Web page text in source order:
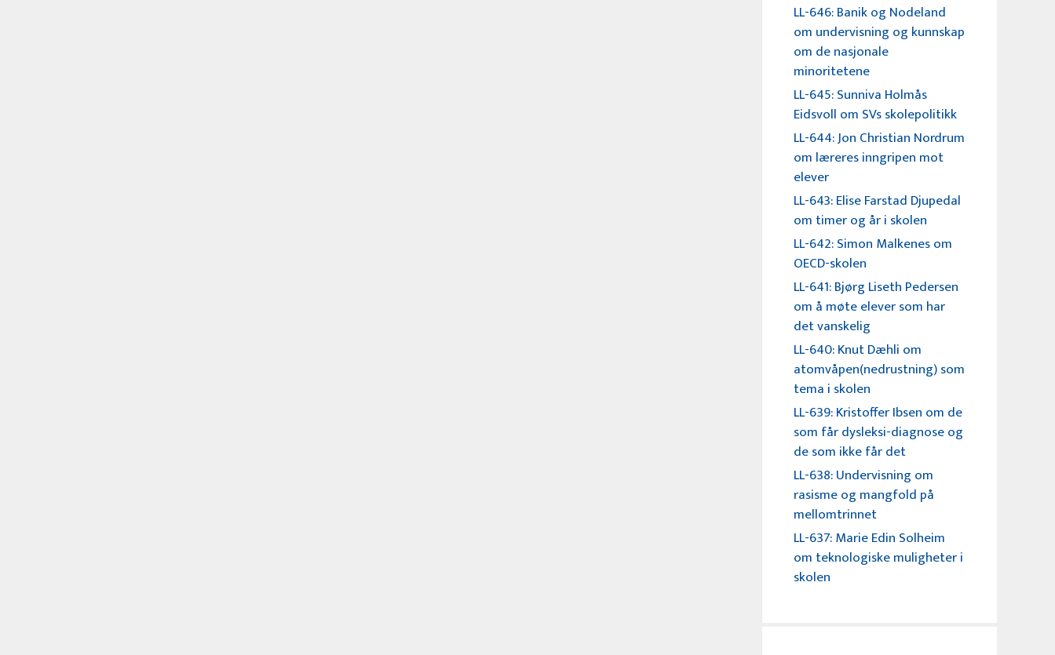
LL-646: Banik og Nodeland
om undervisning og kunnskap
om de nasjonale
minoritetene
LL-645: Sunniva Holmås
Eidsvoll om SVs skolepolitikk
LL-644: Jon Christian Nordrum
om læreres inngripen mot
elever
LL-643: Elise Farstad Djupedal
om timer og år i skolen
LL-642: Simon Malkenes om
OECD-skolen
LL-641: Bjørg Liseth Pedersen
om å møte elever som har
det vanskelig
LL-640: Knut Dæhli om
atomvåpen(nedrustning) som
tema i skolen
LL-639: Kristoffer Ibsen om de
som får dysleksi-diagnose og
de som ikke får det
LL-638: Undervisning om
rasisme og mangfold på
mellomtrinnet
LL-637: Marie Edin Solheim
om teknologiske muligheter i
skolen